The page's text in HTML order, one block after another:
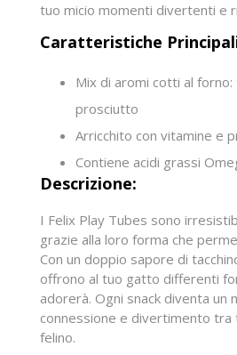
tuo micio momenti divertenti e
Caratteristiche
Mix di aromi cotti al forno:
prosciutto
Arricchito con vitamine e
Contiene acidi grassi
Descrizione:
I Felix Play Tubes sono
grazie alla loro forma che
Con un doppio sapore di
offrono al tuo gatto differenti
adorerà. Ogni snack diventa un
connessione e divertimento tra
felino.